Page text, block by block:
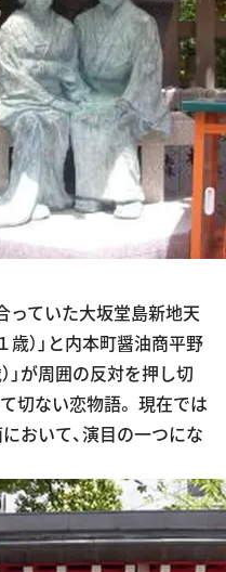
っていた大坂堂島新地天
歳）」と内本町醤油商平野
」が周囲の反対を押し切
切ない恋物語。 現在では
おいて、演目の一つにな